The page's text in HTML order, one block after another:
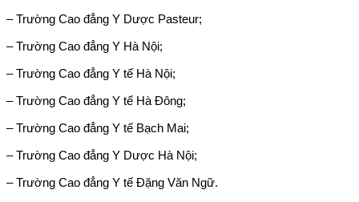
– Trường Cao đẳng Y Dược Pasteur;
– Trường Cao đẳng Y Hà Nội;
– Trường Cao đẳng Y tế Hà Nội;
– Trường Cao đẳng Y tế Hà Đông;
– Trường Cao đẳng Y tế Bạch Mai;
– Trường Cao đẳng Y Dược Hà Nội;
– Trường Cao đẳng Y tế Đặng Văn Ngữ.